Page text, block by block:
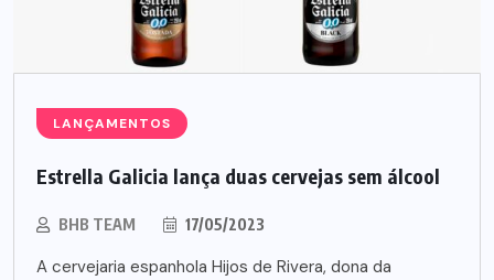
LANÇAMENTOS
Estrella Galicia lança duas cervejas sem álcool
BHB TEAM 17/05/2023
A cervejaria espanhola Hijos de Rivera, dona da